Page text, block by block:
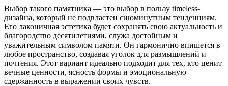
Выбор такого памятника — это выбор в пользу timeless-
дизайна, который не подвластен сиюминутным тенденциям.
Его лаконичная эстетика будет сохранять свою актуальность и
благородство десятилетиями, служа достойным и
уважительным символом памяти. Он гармонично впишется в
любое пространство, создавая уголок для размышлений и
почтения. Этот вариант идеально подходит для тех, кто ценит
вечные ценности, ясность формы и эмоциональную
сдержанность в выражении своих чувств.